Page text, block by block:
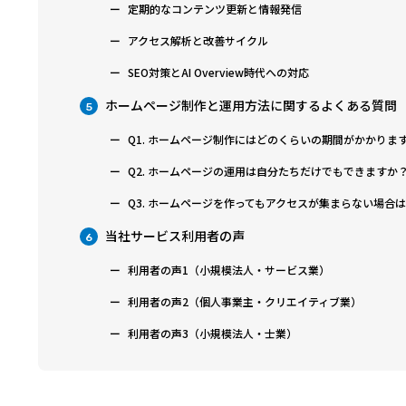
定期的なコンテンツ更新と情報発信
アクセス解析と改善サイクル
SEO対策とAI Overview時代への対応
5 ホームページ制作と運用方法に関するよくある質問
Q1. ホームページ制作にはどのくらいの期間がかかりま
Q2. ホームページの運用は自分たちだけでもできますか？
Q3. ホームページを作ってもアクセスが集まらない場合
6 当社サービス利用者の声
利用者の声1（小規模法人・サービス業）
利用者の声2（個人事業主・クリエイティブ業）
利用者の声3（小規模法人・士業）